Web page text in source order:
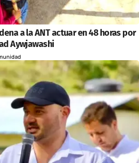
a la ANT actuar en 48 horas por
Aywjawashi